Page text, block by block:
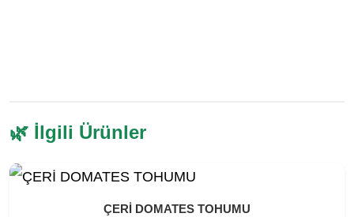
🌿 İlgili Ürünler
ÇERİ DOMATES TOHUMU